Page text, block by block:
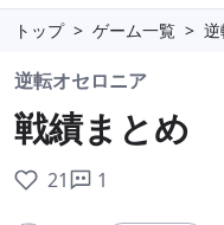
トップ > ゲーム一覧 >
逆転オセロニア
戦績まとめ
21 1